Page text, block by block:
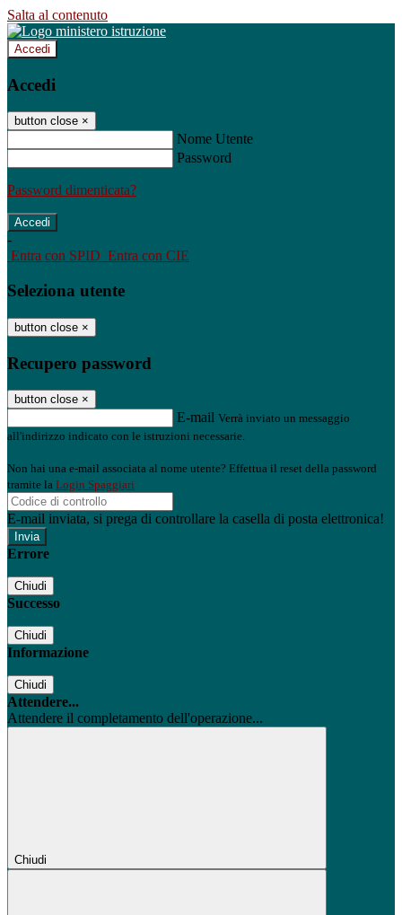
Salta al contenuto
Accedi
Accedi
button close ×
Nome Utente
Password
Password dimenticata?
-
Entra con SPID Entra con CIE
Seleziona utente
button close ×
Recupero password
button close ×
E-mail Verrà inviato un messaggio
all'indirizzo indicato con le istruzioni necessarie.
Non hai una e-mail associata al nome utente? Effettua il reset della password
tramite la Login Spaggiari
E-mail inviata, si prega di controllare la casella di posta elettronica!
Errore
Chiudi
Successo
Chiudi
Informazione
Chiudi
Attendere...
Attendere il completamento dell'operazione...
Chiudi